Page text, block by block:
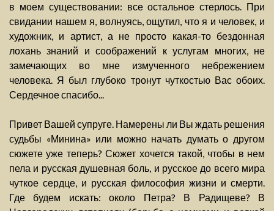
в моем существовании: все остальное стерлось. При
свидании нашем я, волнуясь, ощутил, что я и человек, и
художник, и артист, а не просто какая-то бездонная
лохань знаний и соображений к услугам многих, не
замечающих во мне измученного небрежением
человека. Я был глубоко тронут чуткостью Вас обоих.
Сердечное спасибо...
Привет Вашей супруге. Намерены ли Вы ждать решения
судьбы «Минина» или можно начать думать о другом
сюжете уже теперь? Сюжет хочется такой, чтобы в нем
пела и русская душевная боль, и русское до всего мира
чуткое сердце, и русская философия жизни и смерти.
Где будем искать: около Петра? В Радищеве? В